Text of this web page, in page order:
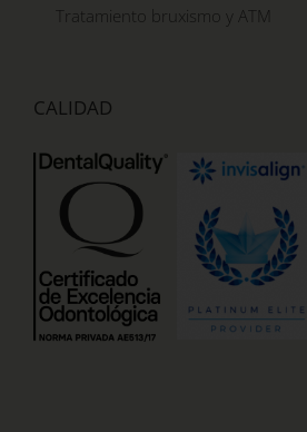
Tratamiento bruxismo y ATM
CALIDAD